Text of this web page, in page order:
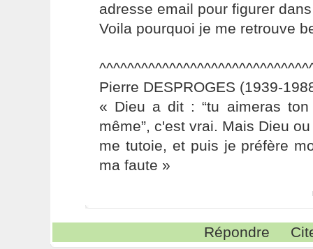
adresse email pour figurer
Voila pourquoi je me retrouve
Pierre DESPROGES (1939-
« Dieu a dit : “tu aimeras
même”, c'est vrai. Mais Dieu
me tutoie, et puis je préfère
ma faute »
Répondre